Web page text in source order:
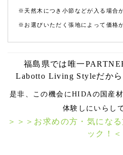
※天然木につき小節などが入る場合
※お選びいただく張地によって価格
福島県では唯一
Labotto Living Styleだから
是非、この機会にHIDAの国産
体験しにいらし
＞＞＞お求めの方・気にな
ック！＜